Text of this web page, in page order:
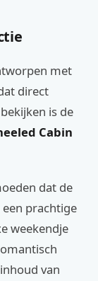
met
direct
is de
Cabin
dat de
prachtige
weekendje
van